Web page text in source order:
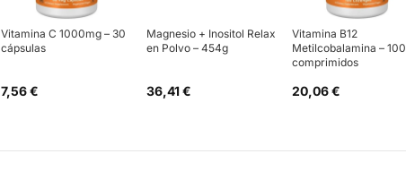
Vitamina C 1000mg – 30
cápsulas
7,56 €
Magnesio + Inositol Relax
en Polvo – 454g
36,41 €
Vitamina B12
Metilcobalamina – 100
comprimidos
20,06 €